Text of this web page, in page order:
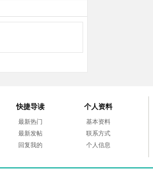
快捷导读
最新热门
最新发帖
回复我的
个人资料
基本资料
联系方式
个人信息